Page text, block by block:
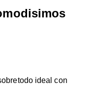
ideal con